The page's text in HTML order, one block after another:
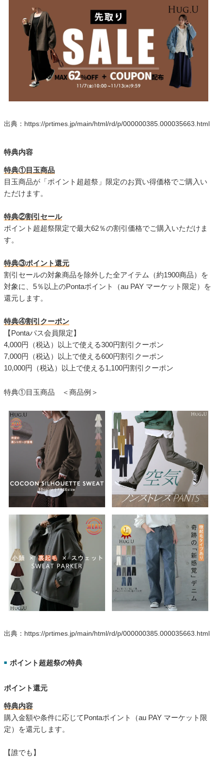
出典：https://prtimes.jp/main/html/rd/p/000000385.000035663.html
特典内容
特典①目玉商品
目玉商品が「ポイント超超祭」限定のお買い得価格でご購入い
ただけます。
特典②割引セール
ポイント超超祭限定で最大62％の割引価格でご購入いただけま
す。
特典③ポイント還元
割引セールの対象商品を除外した全アイテム（約1900商品）を
対象に、5％以上のPontaポイント（au PAY マーケット限定）を
還元します。
特典④割引クーポン
【Pontaパス会員限定】
4,000円（税込）以上で使える300円割引クーポン
7,000円（税込）以上で使える600円割引クーポン
10,000円（税込）以上で使える1,100円割引クーポン
特典①目玉商品 ＜商品例＞
出典：https://prtimes.jp/main/html/rd/p/000000385.000035663.html
■ ポイント超超祭の特典
ポイント還元
特典内容
購入金額や条件に応じてPontaポイント（au PAY マーケット限
定）を還元します。
【誰でも】